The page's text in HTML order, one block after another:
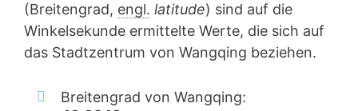
(Breitengrad, engl. latitude) sind auf die
Winkelsekunde ermittelte Werte, die sich auf
das Stadtzentrum von Wangqing beziehen.
Breitengrad von Wangqing: